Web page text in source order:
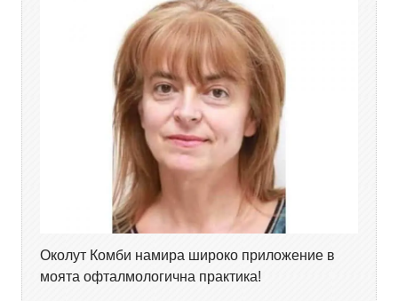
Околут Комби намира широко приложение в
моята офталмологична практика!